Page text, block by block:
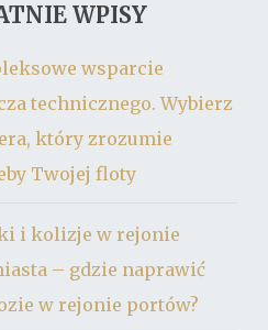
WPISY
wsparcie
technicznego. Wybierz
który zrozumie
Twojej floty
i kolizje w rejonie
– gdzie naprawić
w rejonie portów?